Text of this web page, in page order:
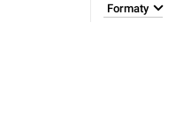
Formaty